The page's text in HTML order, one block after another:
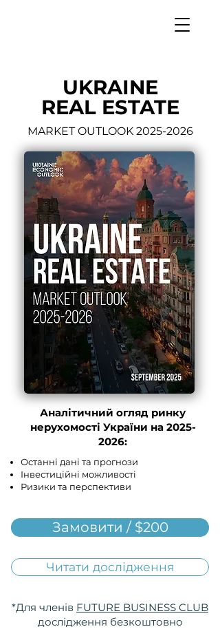
UKRAINE
REAL ESTATE
MARKET OUTLOOK 2025-2026
Аналітичний огляд ринку
нерухомості України на 2025-
2026:
Останні дані та прогнози
Інвестиційні можливості
Ризики та перспективи
Замовити / $200
Читати дослідження
*Для членів FUTURE BUSINESS CLUB
дослідження безкоштовно